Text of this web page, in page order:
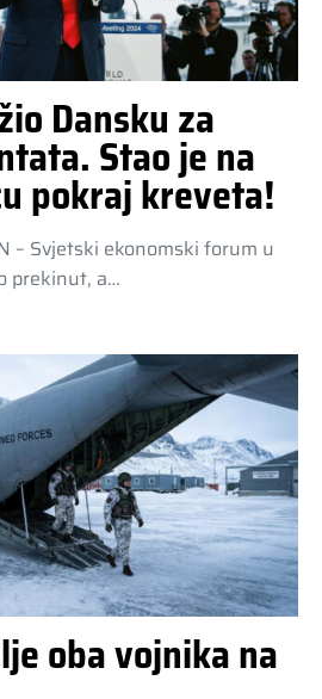
Dansku za
Stao je na
pokraj kreveta!
– Svjetski ekonomski forum u
prekinut, a…
oba vojnika na